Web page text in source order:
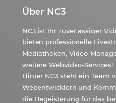
Über NC3
NC3 ist Ihr zuverlässiger
bieten professionelle
Mediatheken, Video-
weitere Webvideo-Services!
Hinter NC3 steht ein Team
Webentwicklern und
die Begeisterung für das